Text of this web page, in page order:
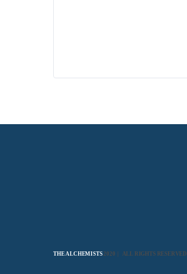
THE ALCHEMISTS2020 | ALL RIGHTS RESERVED